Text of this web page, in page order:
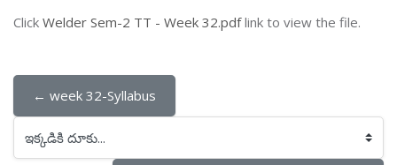
Click Welder Sem-2 TT - Week 32.pdflink to view the file.
← week 32-Syllabus
ఇక్కడికి దూకు...